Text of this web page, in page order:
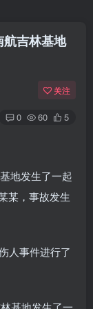
吉林基地
关注
0 60 5
地发生了一起
某，事故发生
人事件进行了